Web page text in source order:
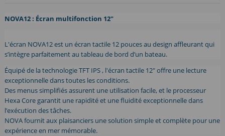
NOVA12 : Écran multifonction 12"
L'écran NOVA12 est un écran tactile 12 pouces au design affleurant qui
s’intègre parfaitement au tableau de bord d’un bateau.
Équipé de la technologie TFT IPS , l'écran tactile 12" offre une lecture
exceptionnelle dans toutes les conditions.
Des menus simplifiés assurent une utilisation facile, et le processeur
Hexa Core garantit une rapidité et une fluidité exceptionnelle dans
l’exécution des tâches.
NOVA fournit aux plaisanciers une solution simple et complète pour une
expérience en mer mémorable.